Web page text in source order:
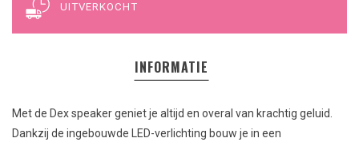
UITVERKOCHT
INFORMATIE
Met de Dex speaker geniet je altijd en overal van krachtig geluid.
Dankzij de ingebouwde LED-verlichting bouw je in een